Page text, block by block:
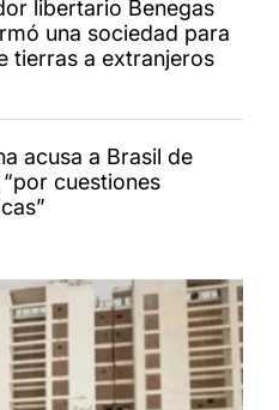
libertario Benegas
una sociedad para
tierras a extranjeros
acusa a Brasil de
cuestiones